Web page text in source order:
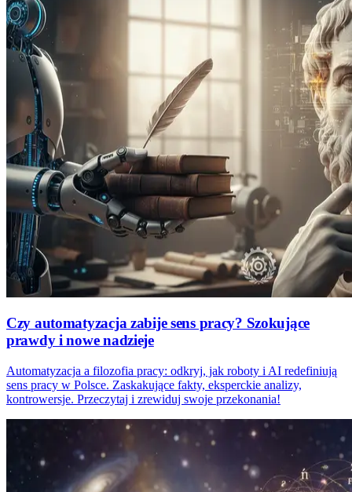
Czy automatyzacja zabije sens pracy? Szokujące
prawdy i nowe nadzieje
Automatyzacja a filozofia pracy: odkryj, jak roboty i AI redefiniują
sens pracy w Polsce. Zaskakujące fakty, eksperckie analizy,
kontrowersje. Przeczytaj i zrewiduj swoje przekonania!